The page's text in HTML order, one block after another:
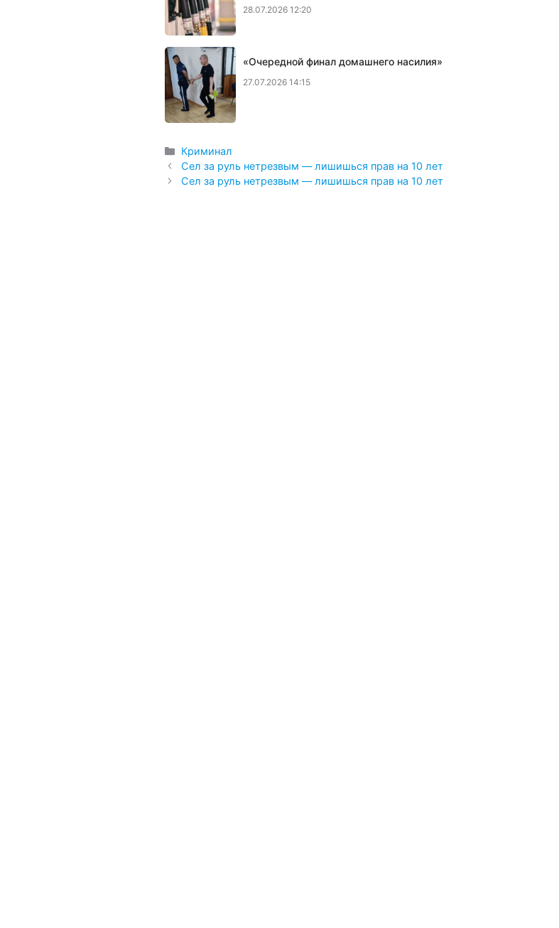
28.07.2026 12:20
«Очередной финал домашнего насилия»
27.07.2026 14:15
Рубрики
Криминал
Сел за руль нетрезвым — лишишься прав на 10 лет
Сел за руль нетрезвым — лишишься прав на 10 лет